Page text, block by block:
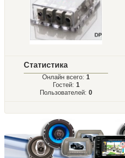
Статистика
Онлайн всего: 1
Гостей: 1
Пользователей: 0